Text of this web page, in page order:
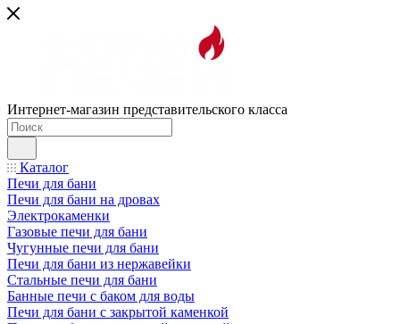
Интернет-магазин представительского класса
Каталог
Печи для бани
Печи для бани на дровах
Электрокаменки
Газовые печи для бани
Чугунные печи для бани
Печи для бани из нержавейки
Стальные печи для бани
Банные печи с баком для воды
Печи для бани с закрытой каменкой